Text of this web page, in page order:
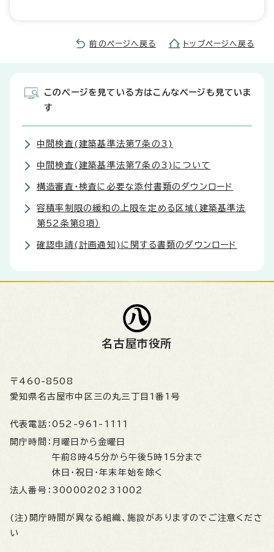
前のページへ戻る トップページへ戻る
このページを見ている方はこんなページも見ていま
す
中間検査(建築基準法第7条の3)
中間検査(建築基準法第7条の3)について
構造審査・検査に必要な添付書類のダウンロード
容積率制限の緩和の上限を定める区域（建築基準法
第52条第8項）
確認申請(計画通知)に関する書類のダウンロード
名古屋市役所
〒460-8508
愛知県名古屋市中区三の丸三丁目1番1号
代表電話： 052-961-1111
開庁時間： 月曜日から金曜日
午前8時45分から午後5時15分まで
休日・祝日・年末年始を除く
法人番号： 3000020231002
(注)開庁時間が異なる組織、施設がありますのでご注意くださ
い